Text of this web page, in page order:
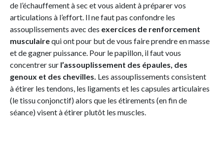
de l’échauffement à sec et vous aident à préparer vos
articulations à l’effort. Il ne faut pas confondre les
assouplissements avec des exercices de renforcement
musculairequi ont pour but de vous faire prendre en masse
et de gagner puissance. Pour le papillon, il faut vous
concentrer sur l’assouplissement des épaules, des
genoux et des chevilles. Les assouplissements consistent
à étirer les tendons, les ligaments et les capsules articulaires
(le tissu conjonctif) alors que les étirements (en fin de
séance) visent à étirer plutôt les muscles.